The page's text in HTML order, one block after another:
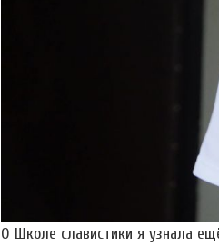
О Школе славистики я узнала